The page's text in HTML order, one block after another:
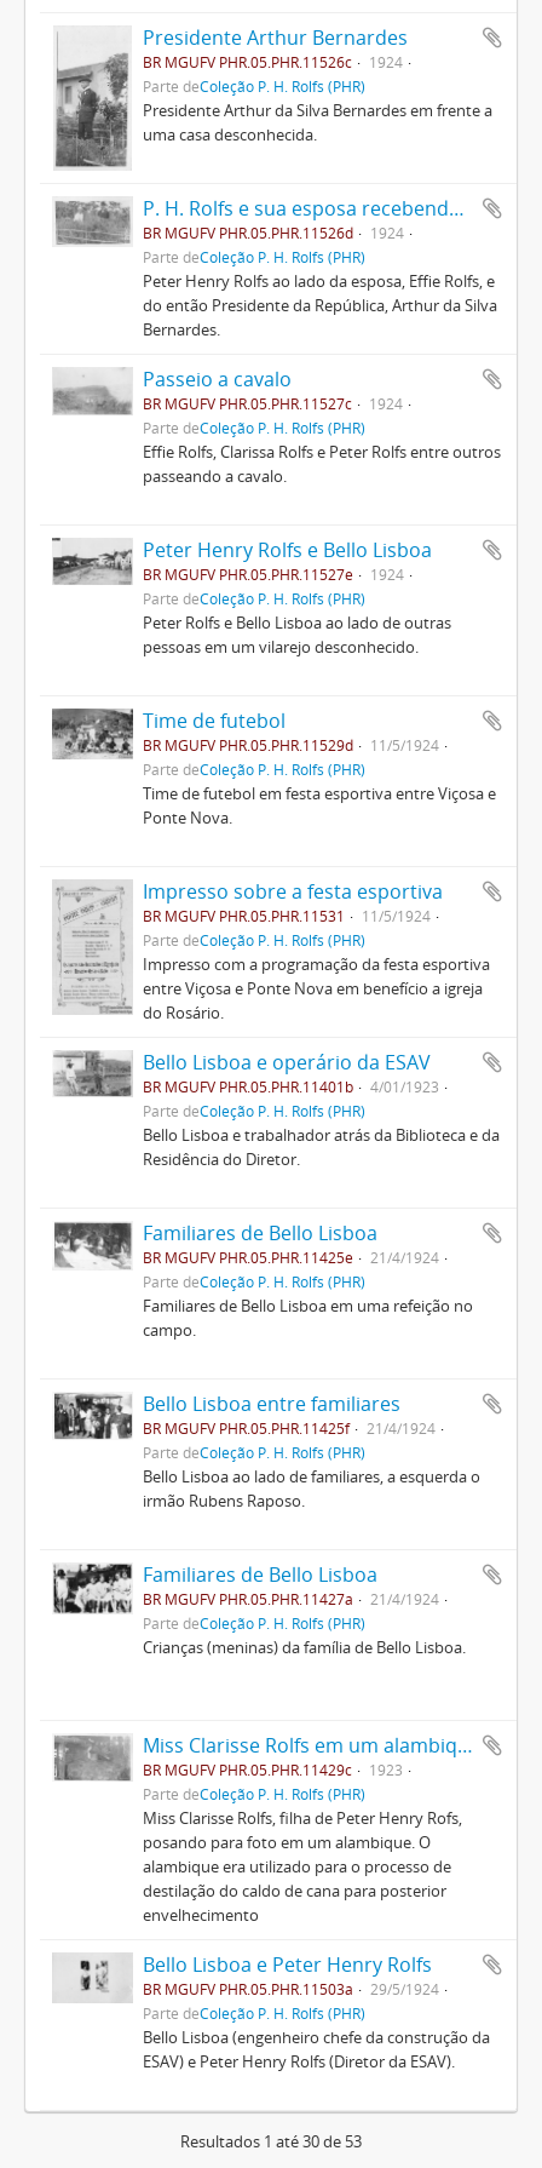
Presidente Arthur Bernardes
BR MGUFV PHR.05.PHR.11526c
1924
Parte deColeção P. H. Rolfs (PHR)
Presidente Arthur da Silva Bernardes em frente a
uma casa desconhecida.
P. H. Rolfs e sua esposa recebendo Arthur Bernardes
BR MGUFV PHR.05.PHR.11526d
1924
Parte deColeção P. H. Rolfs (PHR)
Peter Henry Rolfs ao lado da esposa, Effie Rolfs, e
do então Presidente da República, Arthur da Silva
Bernardes.
Passeio a cavalo
BR MGUFV PHR.05.PHR.11527c
1924
Parte deColeção P. H. Rolfs (PHR)
Effie Rolfs, Clarissa Rolfs e Peter Rolfs entre outros
passeando a cavalo.
Peter Henry Rolfs e Bello Lisboa
BR MGUFV PHR.05.PHR.11527e
1924
Parte deColeção P. H. Rolfs (PHR)
Peter Rolfs e Bello Lisboa ao lado de outras
pessoas em um vilarejo desconhecido.
Time de futebol
BR MGUFV PHR.05.PHR.11529d
11/5/1924
Parte deColeção P. H. Rolfs (PHR)
Time de futebol em festa esportiva entre Viçosa e
Ponte Nova.
Impresso sobre a festa esportiva
BR MGUFV PHR.05.PHR.11531
11/5/1924
Parte deColeção P. H. Rolfs (PHR)
Impresso com a programação da festa esportiva
entre Viçosa e Ponte Nova em benefício a igreja
do Rosário.
Bello Lisboa e operário da ESAV
BR MGUFV PHR.05.PHR.11401b
4/01/1923
Parte deColeção P. H. Rolfs (PHR)
Bello Lisboa e trabalhador atrás da Biblioteca e da
Residência do Diretor.
Familiares de Bello Lisboa
BR MGUFV PHR.05.PHR.11425e
21/4/1924
Parte deColeção P. H. Rolfs (PHR)
Familiares de Bello Lisboa em uma refeição no
campo.
Bello Lisboa entre familiares
BR MGUFV PHR.05.PHR.11425f
21/4/1924
Parte deColeção P. H. Rolfs (PHR)
Bello Lisboa ao lado de familiares, a esquerda o
irmão Rubens Raposo.
Familiares de Bello Lisboa
BR MGUFV PHR.05.PHR.11427a
21/4/1924
Parte deColeção P. H. Rolfs (PHR)
Crianças (meninas) da família de Bello Lisboa.
Miss Clarisse Rolfs em um alambique
BR MGUFV PHR.05.PHR.11429c
1923
Parte deColeção P. H. Rolfs (PHR)
Miss Clarisse Rolfs, filha de Peter Henry Rofs,
posando para foto em um alambique. O
alambique era utilizado para o processo de
destilação do caldo de cana para posterior
envelhecimento
Bello Lisboa e Peter Henry Rolfs
BR MGUFV PHR.05.PHR.11503a
29/5/1924
Parte deColeção P. H. Rolfs (PHR)
Bello Lisboa (engenheiro chefe da construção da
ESAV) e Peter Henry Rolfs (Diretor da ESAV).
Resultados 1 até 30 de 53